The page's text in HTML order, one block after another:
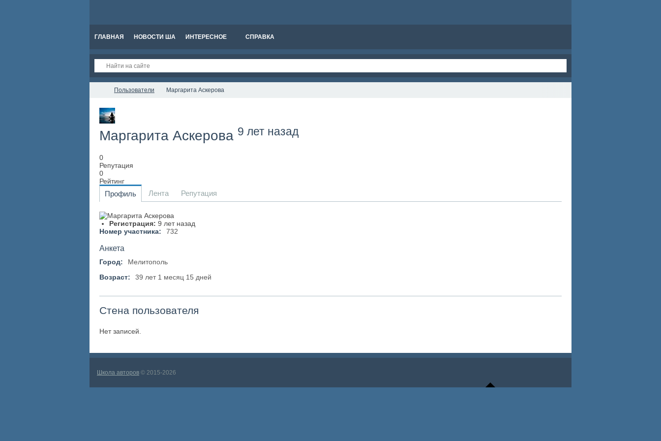
ГЛАВНАЯ НОВОСТИ ША ИНТЕРЕСНОЕ СПРАВКА
Пользователи Маргарита Аскерова
Маргарита Аскерова 9 лет назад
0
Репутация
0
Рейтинг
Профиль Лента Репутация
Регистрация: 9 лет назад
Номер участника:
732
Анкета
Город:
Мелитополь
Возраст:
39 лет 1 месяц 15 дней
Стена пользователя
Нет записей.
Школа авторов © 2015-2026